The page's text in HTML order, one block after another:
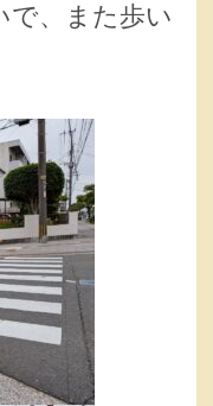
で、また歩い